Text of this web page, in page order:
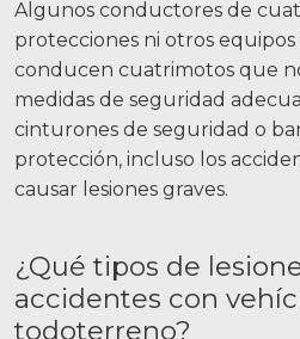
Algunos conductores de
protecciones ni otros
conducen cuatrimotos que
medidas de seguridad
cinturones de seguridad o
protección, incluso los
causar lesiones graves.
¿Qué tipos de
accidentes con
todoterreno?